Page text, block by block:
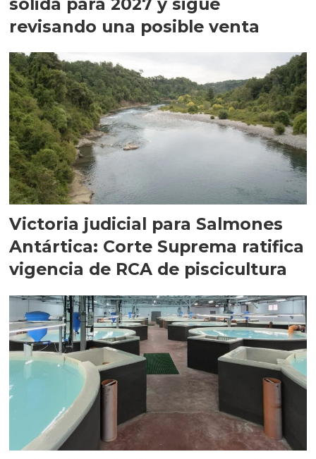
revisando una posible venta
Victoria judicial para Salmones
Antártica: Corte Suprema ratifica
vigencia de RCA de piscicultura